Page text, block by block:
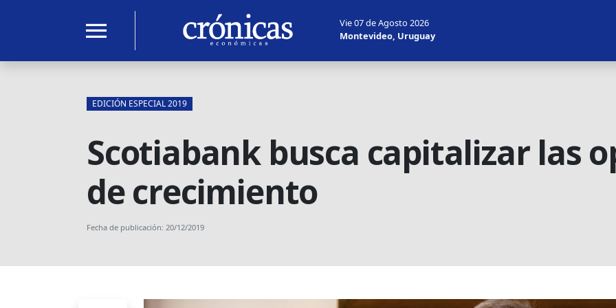
menu
Vie 07 de Agosto 2026
Montevideo, Uruguay
EDICIÓN ESPECIAL 2019
Scotiabank busca capitalizar las
de crecimiento
Fecha de publicación: 20/12/2019